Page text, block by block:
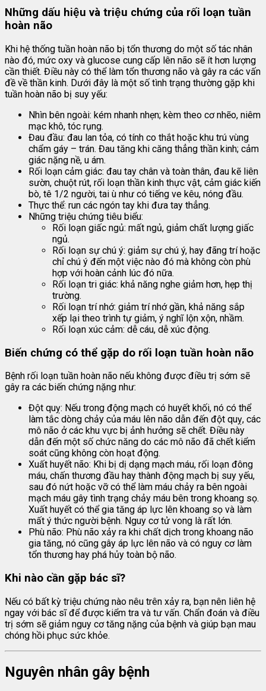
Những dấu hiệu và triệu chứng của rối loạn tuần
hoàn não
Khi hệ thống tuần hoàn não bị tổn thương do một số tác nhân
nào đó, mức oxy và glucose cung cấp lên não sẽ ít hơn lượng
cần thiết. Điều này có thể làm tổn thương não và gây ra các vấn
đề về thần kinh. Dưới đây là một số tình trạng thường gặp khi
tuần hoàn não bị suy yếu:
Nhìn bên ngoài: kém nhanh nhẹn; kèm theo cơ nhẽo, niêm
mạc khô, tóc rụng.
Đau đầu: đau lan tỏa, có tính co thắt hoặc khu trú vùng
chẩm gáy – trán. Đau tăng khi căng thẳng thần kinh; cảm
giác nặng nề, u ám.
Rối loạn cảm giác: đau tay chân và toàn thân, đau kẽ liên
sườn, chuột rút, rối loạn thần kinh thực vật, cảm giác kiến
bò, tê 1/2 người, tai ù như có tiếng ve kêu, nóng đầu.
Thực thể: run các ngón tay khi đưa tay thẳng.
Những triệu chứng tiêu biểu:
Rối loạn giấc ngủ: mất ngủ, giảm chất lượng giấc
ngủ.
Rối loạn sự chú ý: giảm sự chú ý, hay đãng trí hoặc
chỉ chú ý đến một việc nào đó mà không còn phù
hợp với hoàn cảnh lúc đó nữa.
Rối loạn tri giác: khả năng nghe giảm hơn, hẹp thị
trường.
Rối loạn trí nhớ: giảm trí nhớ gần, khả năng sắp
xếp lại theo trình tự giảm, ý nghĩ lộn xộn, nhầm.
Rối loạn xúc cảm: dễ cáu, dễ xúc động.
Biến chứng có thể gặp do rối loạn tuần hoàn não
Bệnh rối loạn tuần hoàn não nếu không được điều trị sớm sẽ
gây ra các biến chứng nặng như:
Đột quỵ: Nếu trong động mạch có huyết khối, nó có thể
làm tắc dòng chảy của máu lên não dẫn đến đột quỵ, các
mô não ở các khu vực bị ảnh hưởng sẽ chết. Điều này
dẫn đến một số chức năng do các mô não đã chết kiểm
soát cũng không còn hoạt động.
Xuất huyết não: Khi bị dị dạng mạch máu, rối loạn đông
máu, chấn thương đầu hay thành động mạch bị suy yếu,
sau đó nứt hoặc vỡ có thể làm máu chảy ra bên ngoài
mạch máu gây tình trạng chảy máu bên trong khoang sọ.
Xuất huyết có thể gia tăng áp lực lên khoang sọ và làm
mất ý thức người bệnh. Nguy cơ tử vong là rất lớn.
Phù não: Phù não xảy ra khi chất dịch trong khoang não
gia tăng, nó cũng gây áp lực lên não và có nguy cơ làm
tổn thương hay phá hủy toàn bộ não.
Khi nào cần gặp bác sĩ?
Nếu có bất kỳ triệu chứng nào nêu trên xảy ra, bạn nên liên hệ
ngay với bác sĩ để được kiểm tra và tư vấn. Chẩn đoán và điều
trị sớm sẽ giảm nguy cơ tăng nặng của bệnh và giúp bạn mau
chóng hồi phục sức khỏe.
Nguyên nhân gây bệnh